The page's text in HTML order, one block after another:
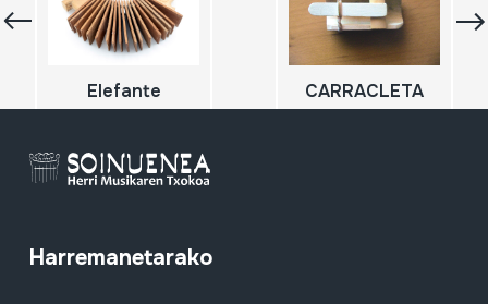
Elefante CARRACLETA
Harremanetarako